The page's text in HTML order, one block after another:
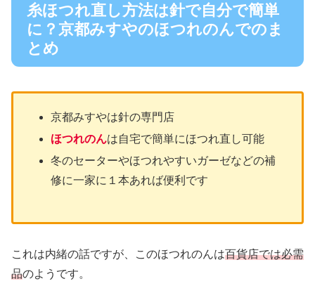
糸ほつれ直し方法は針で自分で簡単
に？京都みすやのほつれのんでのま
とめ
京都みすやは針の専門店
ほつれのんは自宅で簡単にほつれ直し可能
冬のセーターやほつれやすいガーゼなどの補
修に一家に１本あれば便利です
これは内緒の話ですが、このほつれのんは百貨店では必需
品のようです。